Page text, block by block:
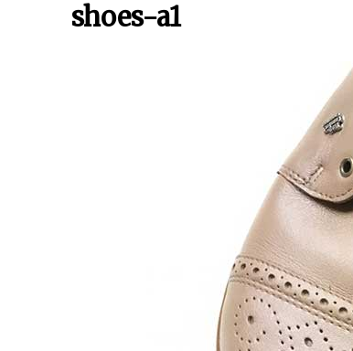
shoes-a1